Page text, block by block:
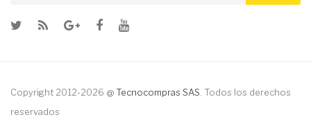
Copyright 2012-2026 @ Tecnocompras SAS . Todos los derechos
reservados